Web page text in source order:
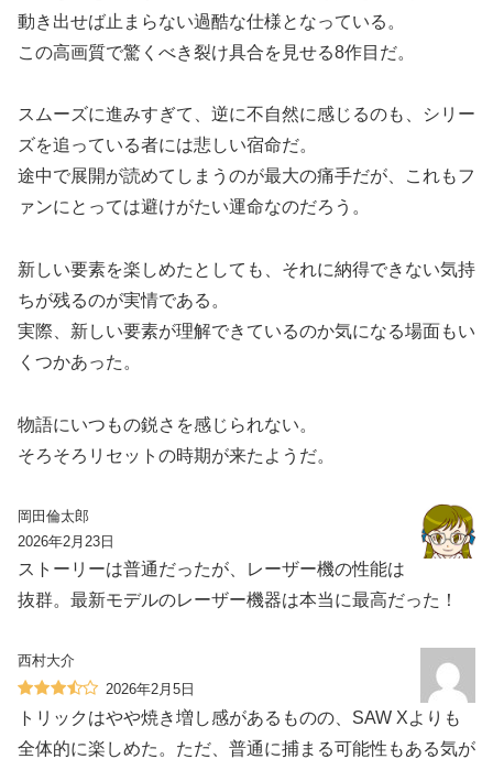
動き出せば止まらない過酷な仕様となっている。
この高画質で驚くべき裂け具合を見せる8作目だ。
スムーズに進みすぎて、逆に不自然に感じるのも、シリー
ズを追っている者には悲しい宿命だ。
途中で展開が読めてしまうのが最大の痛手だが、これもフ
ァンにとっては避けがたい運命なのだろう。
新しい要素を楽しめたとしても、それに納得できない気持
ちが残るのが実情である。
実際、新しい要素が理解できているのか気になる場面もい
くつかあった。
物語にいつもの鋭さを感じられない。
そろそろリセットの時期が来たようだ。
岡田倫太郎
2026年2月23日
ストーリーは普通だったが、レーザー機の性能は
抜群。最新モデルのレーザー機器は本当に最高だった！
西村大介
2026年2月5日
トリックはやや焼き増し感があるものの、SAW Xよりも
全体的に楽しめた。ただ、普通に捕まる可能性もある気が